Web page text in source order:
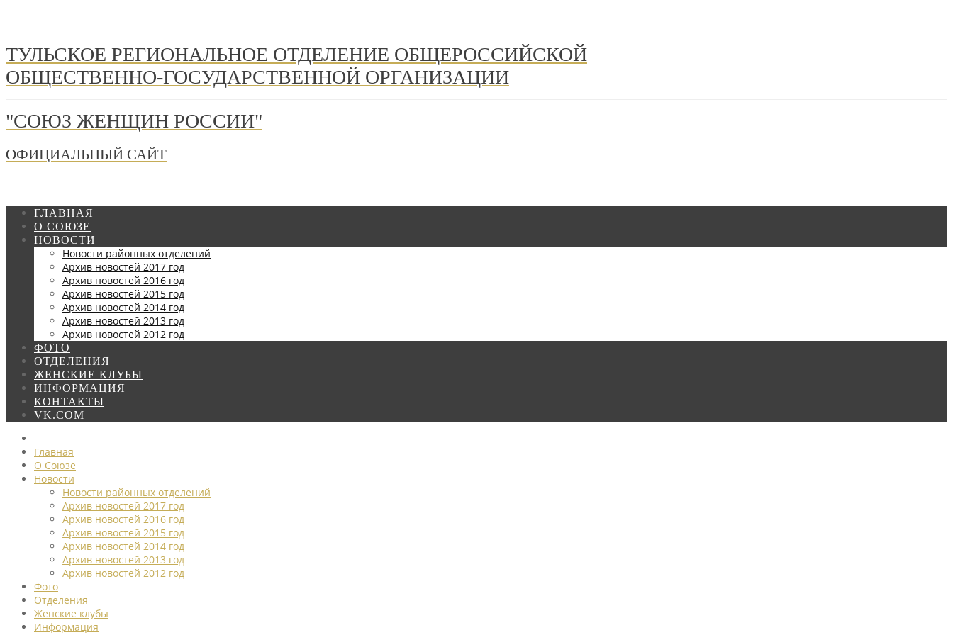
ТУЛЬСКОЕ РЕГИОНАЛЬНОЕ ОТДЕЛЕНИЕ ОБЩЕРОССИЙСКОЙ
ОБЩЕСТВЕННО-ГОСУДАРСТВЕННОЙ ОРГАНИЗАЦИИ
"СОЮЗ ЖЕНЩИН РОССИИ"
ОФИЦИАЛЬНЫЙ САЙТ
ГЛАВНАЯ
О СОЮЗЕ
НОВОСТИ
Новости районных отделений
Архив новостей 2017 год
Архив новостей 2016 год
Архив новостей 2015 год
Архив новостей 2014 год
Архив новостей 2013 год
Архив новостей 2012 год
ФОТО
ОТДЕЛЕНИЯ
ЖЕНСКИЕ КЛУБЫ
ИНФОРМАЦИЯ
КОНТАКТЫ
VK.COM
Главная
О Союзе
Новости
Новости районных отделений
Архив новостей 2017 год
Архив новостей 2016 год
Архив новостей 2015 год
Архив новостей 2014 год
Архив новостей 2013 год
Архив новостей 2012 год
Фото
Отделения
Женские клубы
Информация